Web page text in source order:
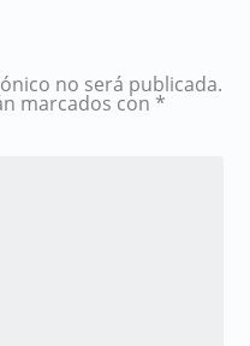
no será publicada.
marcados con *